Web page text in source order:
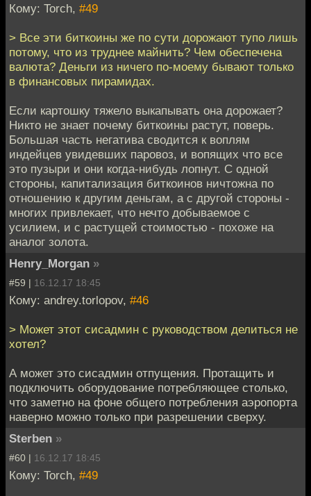
Кому: Torch, #49
> Все эти биткоины же по сути дорожают тупо лишь
потому, что из труднее майнить? Чем обеспечена
валюта? Деньги из ничего по-моему бывают только
в финансовых пирамидах.
Если картошку тяжело выкапывать она дорожает?
Никто не знает почему биткоины растут, поверь.
Большая часть негатива сводится к воплям
индейцев увидевших паровоз, и вопящих что все
это пузыри и они когда-нибудь лопнут. С одной
стороны, капитализация биткоинов ничтожна по
отношению к другим деньгам, а с другой стороны -
многих привлекает, что нечто добываемое с
усилием, и с растущей стоимостью - похоже на
аналог золота.
Henry_Morgan »
#59 | 16.12.17 18:45
Кому: andrey.torlopov, #46
> Может этот сисадмин с руководством делиться не
хотел?
А может это сисадмин отпущения. Протащить и
подключить оборудование потребляющее столько,
что заметно на фоне общего потребления аэропорта
наверно можно только при разрешении сверху.
Sterben »
#60 | 16.12.17 18:45
Кому: Torch, #49